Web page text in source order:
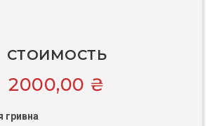
СТОИМОСТЬ
2000,00 ₴
гривна